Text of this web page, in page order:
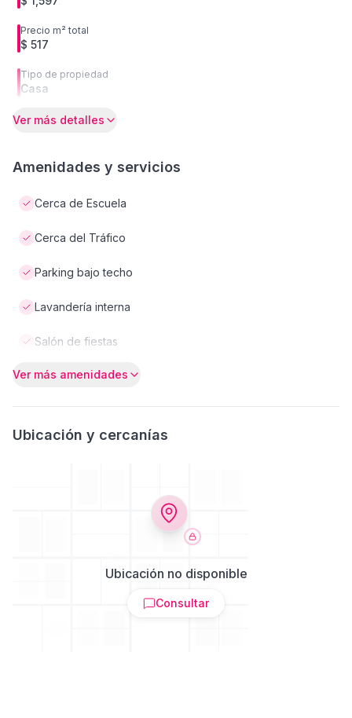
Precio m² total
$ 517
Tipo de propiedad
Casa
Ver más detalles
Amenidades y servicios
Cerca de Escuela
Cerca del Tráfico
Parking bajo techo
Lavandería interna
Salón de fiestas
Ver más amenidades
Ubicación y cercanías
Ubicación no disponible
Consultar